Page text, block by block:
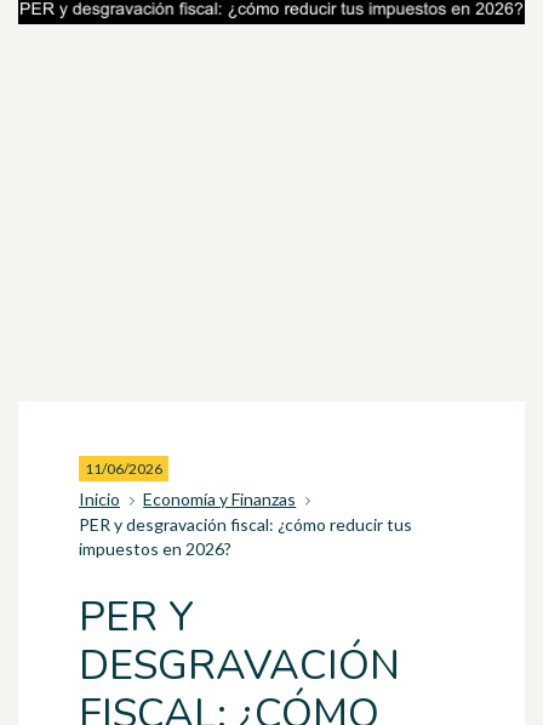
11/06/2026
Inicio
Economía y Finanzas
PER y desgravación fiscal: ¿cómo reducir tus
impuestos en 2026?
PER Y
DESGRAVACIÓN